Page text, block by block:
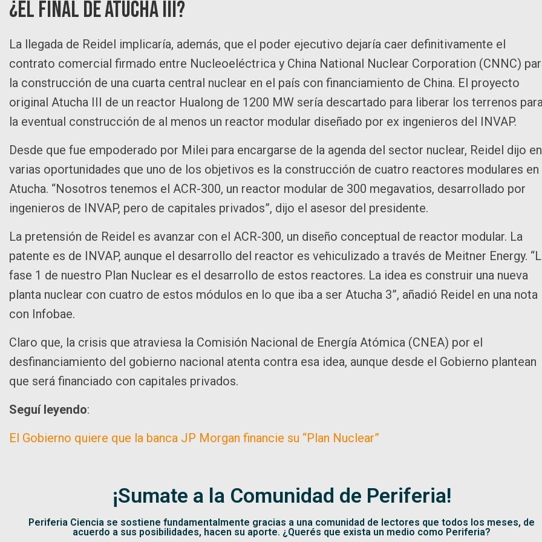
¿El final de Atucha III?
La llegada de Reidel implicaría, además, que el poder ejecutivo dejaría caer definitivamente el
contrato comercial firmado entre Nucleoeléctrica y China National Nuclear Corporation (CNNC)
la construcción de una cuarta central nuclear en el país con financiamiento de China. El proyecto
original Atucha III de un reactor Hualong de 1200 MW sería descartado para liberar los terrenos
la eventual construcción de al menos un reactor modular diseñado por ex ingenieros del INVAP.
Desde que fue empoderado por Milei para encargarse de la agenda del sector nuclear, Reidel dijo en
varias oportunidades que uno de los objetivos es la construcción de cuatro reactores modulares en
Atucha. “Nosotros tenemos el ACR-300, un reactor modular de 300 megavatios, desarrollado por
ingenieros de INVAP, pero de capitales privados”, dijo el asesor del presidente.
La pretensión de Reidel es avanzar con el ACR-300, un diseño conceptual de reactor modular. La
patente es de INVAP, aunque el desarrollo del reactor es vehiculizado a través de Meitner Energy.
fase 1 de nuestro Plan Nuclear es el desarrollo de estos reactores. La idea es construir una nueva
planta nuclear con cuatro de estos módulos en lo que iba a ser Atucha 3”, añadió Reidel en una nota
con Infobae.
Claro que, la crisis que atraviesa la Comisión Nacional de Energía Atómica (CNEA) por el
desfinanciamiento del gobierno nacional atenta contra esa idea, aunque desde el Gobierno plantean
que será financiado con capitales privados.
Seguí leyendo:
El Gobierno quiere que la banca JP Morgan financie su “Plan Nuclear”
¡Sumate a la Comunidad de Periferia!
Periferia Ciencia se sostiene fundamentalmente gracias a una comunidad de lectores que todos los meses, de
acuerdo a sus posibilidades, hacen su aporte. ¿Querés que exista un medio como Periferia?